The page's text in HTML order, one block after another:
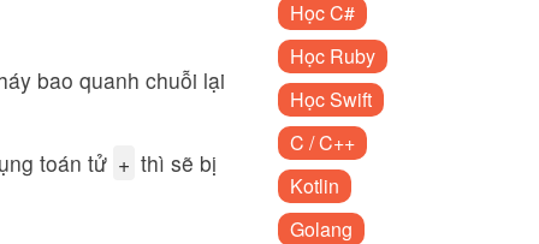
bao quanh chuỗi lại
toán tử + thì sẽ bị
Học C#
Học Ruby
Học Swift
C / C++
Kotlin
Golang